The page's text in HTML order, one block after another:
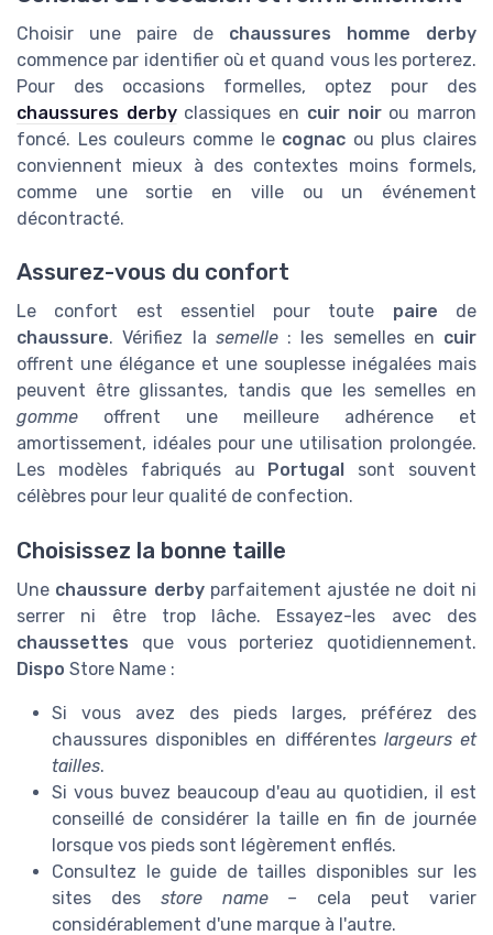
Choisir une paire de chaussures homme derby
commence par identifier où et quand vous les porterez.
Pour des occasions formelles, optez pour des
chaussures derbyclassiques en cuir noirou marron
foncé. Les couleurs comme le cognac ou plus claires
conviennent mieux à des contextes moins formels,
comme une sortie en ville ou un événement
décontracté.
Assurez-vous du confort
Le confort est essentiel pour toute paire de
chaussure. Vérifiez la semelle: les semelles en cuir
offrent une élégance et une souplesse inégalées mais
peuvent être glissantes, tandis que les semelles en
gomme offrent une meilleure adhérence et
amortissement, idéales pour une utilisation prolongée.
Les modèles fabriqués au
Portugal
sont souvent
célèbres pour leur qualité de confection.
Choisissez la bonne taille
Une chaussure derbyparfaitement ajustée ne doit ni
serrer ni être trop lâche. Essayez-les avec des
chaussettes que vous porteriez quotidiennement.
Dispo Store Name :
Si vous avez des pieds larges, préférez des
chaussures disponibles en différentes largeurs et
tailles.
Si vous buvez beaucoup d'eau au quotidien, il est
conseillé de considérer la taille en fin de journée
lorsque vos pieds sont légèrement enflés.
Consultez le guide de tailles disponibles sur les
sites des store name – cela peut varier
considérablement d'une marque à l'autre.